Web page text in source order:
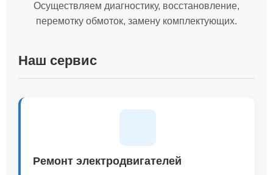
Осуществляем диагностику, восстановление,
перемотку обмоток, замену комплектующих.
Наш сервис
Ремонт электродвигателей